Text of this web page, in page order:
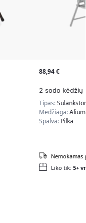
88,94€
2 sodo kėdžių
Tipas:
Medžiaga:
Spalva: Pilka
Liko tik: 5+
Nemokamas